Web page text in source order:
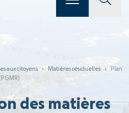
aux citoyens › Matières résiduelles ›
Plan
des matières